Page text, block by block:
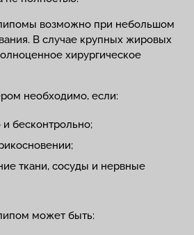
возможно при небольшом
В случае крупных жировых
хирургическое
необходимо, если:
и бесконтрольно;
ткани, сосуды и нервные
может быть: